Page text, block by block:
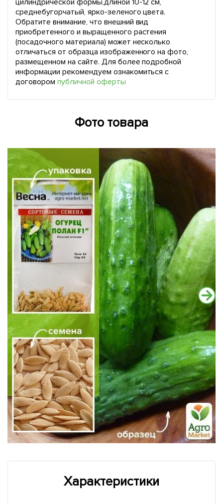
цилиндрической формы,длиной 10-12 см,
среднебугорчатый, ярко-зеленого цвета.
Обратите внимание, что внешний вид
приобретенного и выращенного растения
(посадочного материала) может несколько
отличаться от образца изображенного на фото,
размещенном на сайте. Для более подробной
информации рекомендуем ознакомиться с
договором публичной оферты
Фото товара
Характеристики